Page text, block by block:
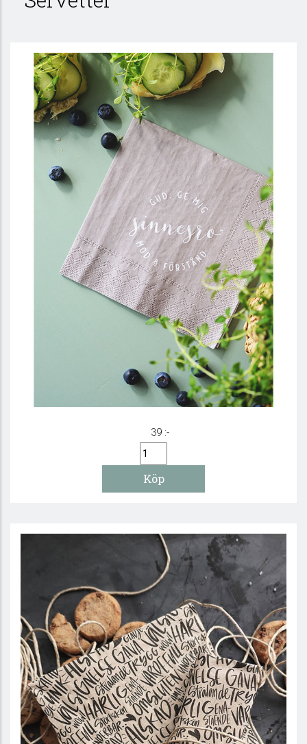
Servett - Gud ge mig sinnesro, mod &
förstånd
39 :-